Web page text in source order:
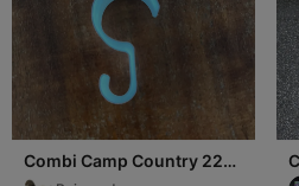
Combi Camp Country 22
mm haken